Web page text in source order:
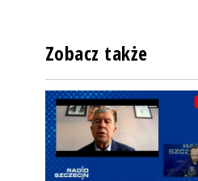
Zobacz także